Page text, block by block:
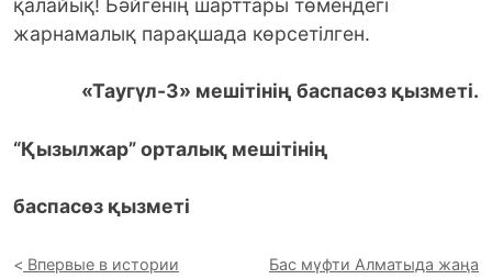
қалайық! Бәйгенің шарттары төмендегі
жарнамалық парақшада көрсетілген.
«Таугүл-3» мешітінің баспасөз қызметі.
“Қызылжар” орталық мешітінің
баспасөз қызметі
Впервые в истории
Бас мүфти Алматыда жаңа